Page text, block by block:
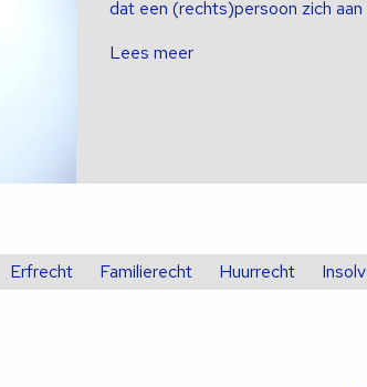
dat een (rechts)persoon zich
Lees meer
Erfrecht Familierecht Huurrecht